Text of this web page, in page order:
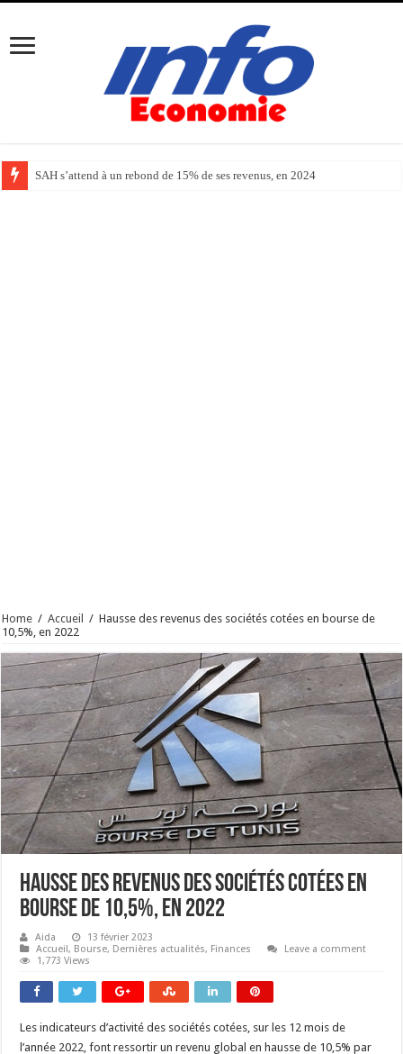
SAH s’attend à un rebond de 15% de ses revenus, en 2024
Home / Accueil / Hausse des revenus des sociétés cotées en bourse de
10,5%, en 2022
Hausse des revenus des sociétés cotées en
bourse de 10,5%, en 2022
Aida
13 février 2023
Accueil, Bourse, Dernières actualités, Finances
Leave a comment
1,773 Views
Les indicateurs d’activité des sociétés cotées, sur les 12 mois de
l’année 2022, font ressortir un revenu global en hausse de 10,5% par